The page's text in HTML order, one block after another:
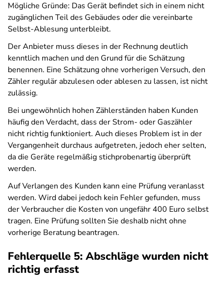
Mögliche Gründe: Das Gerät befindet sich in einem nicht
zugänglichen Teil des Gebäudes oder die vereinbarte
Selbst-Ablesung unterbleibt.
Der Anbieter muss dieses in der Rechnung deutlich
kenntlich machen und den Grund für die Schätzung
benennen. Eine Schätzung ohne vorherigen Versuch, den
Zähler regulär abzulesen oder ablesen zu lassen, ist nicht
zulässig.
Bei ungewöhnlich hohen Zählerständen haben Kunden
häufig den Verdacht, dass der Strom- oder Gaszähler
nicht richtig funktioniert. Auch dieses Problem ist in der
Vergangenheit durchaus aufgetreten, jedoch eher selten,
da die Geräte regelmäßig stichprobenartig überprüft
werden.
Auf Verlangen des Kunden kann eine Prüfung veranlasst
werden. Wird dabei jedoch kein Fehler gefunden, muss
der Verbraucher die Kosten von ungefähr 400 Euro selbst
tragen. Eine Prüfung sollten Sie deshalb nicht ohne
vorherige Beratung beantragen.
Fehlerquelle 5: Abschläge wurden nicht
richtig erfasst